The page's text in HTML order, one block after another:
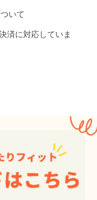
いて
済に対応していま